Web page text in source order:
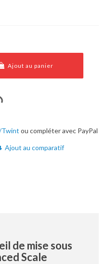
Ajout au panier
Twint ou compléter avec PayPal
Ajout au comparatif
de mise sous
Scale